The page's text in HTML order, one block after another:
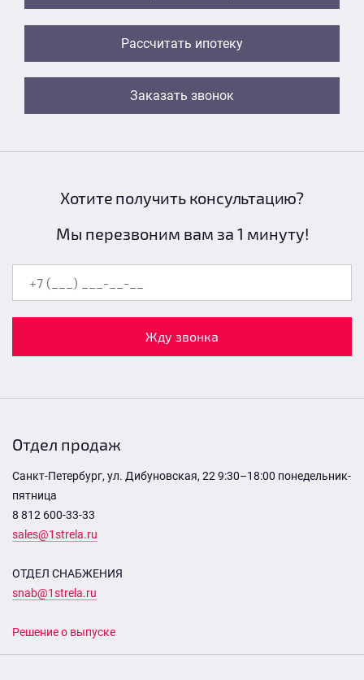
Рассчитать ипотеку
Заказать звонок
Хотите получить консультацию?
Мы перезвоним вам за 1 минуту!
Жду звонка
Отдел продаж
Санкт-Петербург, ул. Дибуновская, 22 9:30–18:00 понедельник-
пятница
8 812 600-33-33
sales@1strela.ru
ОТДЕЛ СНАБЖЕНИЯ
snab@1strela.ru
Решение о выпуске